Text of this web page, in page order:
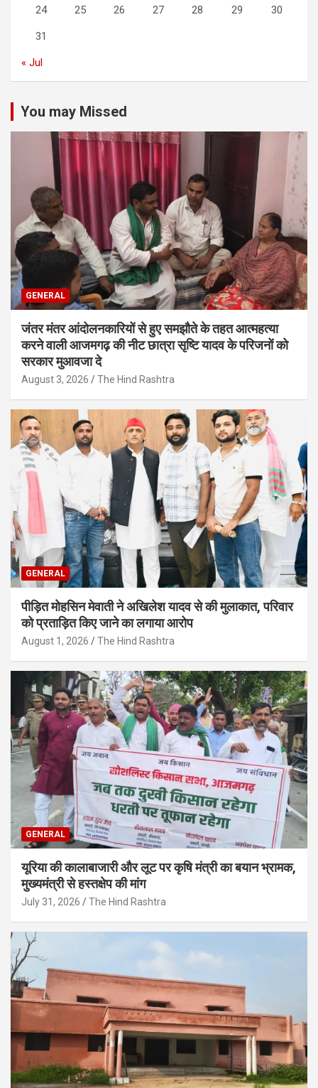
24 25 26 27 28 29 30
31
« Jul
You may Missed
GENERAL
जंतर मंतर आंदोलनकारियों से हुए समझौते के तहत आत्महत्या
करने वाली आजमगढ़ की नीट छात्रा सृष्टि यादव के परिजनों को
सरकार मुआवजा दे
August 3, 2026 The Hind Rashtra
GENERAL
पीड़ित मोहसिन मेवाती ने अखिलेश यादव से की मुलाकात, परिवार
को प्रताड़ित किए जाने का लगाया आरोप
August 1, 2026 The Hind Rashtra
GENERAL
यूरिया की कालाबाजारी और लूट पर कृषि मंत्री का बयान भ्रामक,
मुख्यमंत्री से हस्तक्षेप की मांग
July 31, 2026 The Hind Rashtra